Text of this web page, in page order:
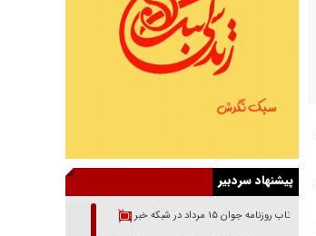
پیشنهاد سردبیر
بازتاب روزنامه جوان ۱۵ مرداد در شبکه خبر